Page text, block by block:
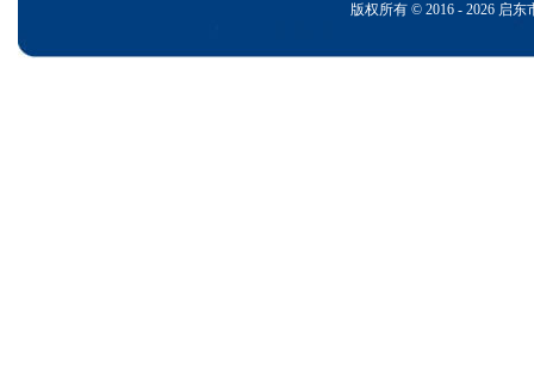
版权所有 © 2016 - 2026 启